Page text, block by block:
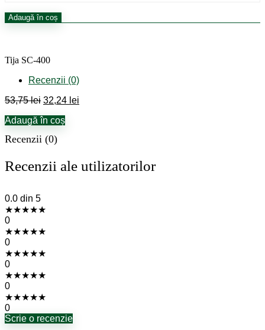
Cantitate
Adaugă în coș
Tija SC-400
Recenzii (0)
53,75lei Prețul
a
53,75 lei.
32,24 lei
Adaugă în coș
Recenzii (0)
Recenzii ale utilizatorilor
0.0 din 5
★★★★★
0
★★★★★
0
★★★★★
0
★★★★★
0
★★★★★
0
Scrie o recenzie